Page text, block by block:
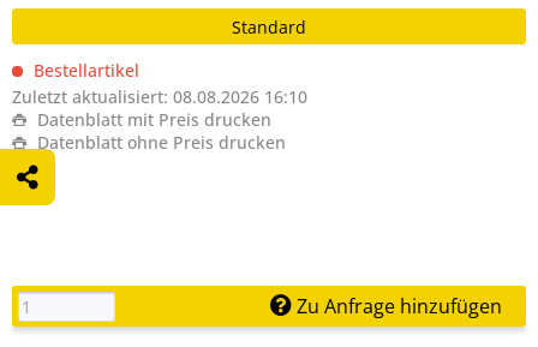
Standard
Bestellartikel
Zuletzt aktualisiert: 08.08.2026 16:10
Datenblatt mit Preis drucken
Datenblatt ohne Preis drucken
Zu Anfrage hinzufügen